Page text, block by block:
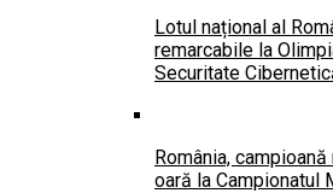
Lotul național al
remarcabile la
Securitate
România,
oară la Campionatul